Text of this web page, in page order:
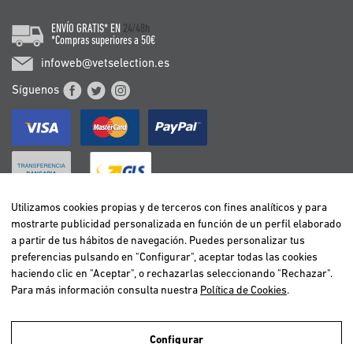
ENVÍO GRATIS* EN 24/48h
*Compras superiores a 50€
infoweb@vetselection.es
Síguenos
BELGIË / BELGIQUE
DEUTSCHLAND
ESPAÑA
FRANCE
ITALIA
Utilizamos cookies propias y de terceros con fines analíticos y para
mostrarte publicidad personalizada en función de un perfil elaborado
a partir de tus hábitos de navegación. Puedes personalizar tus
preferencias pulsando en "Configurar", aceptar todas las cookies
haciendo clic en "Aceptar", o rechazarlas seleccionando "Rechazar".
Para más información consulta nuestra Política de Cookies.
Configurar